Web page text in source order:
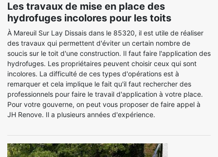
Les travaux de mise en place des
hydrofuges incolores pour les toits
À Mareuil Sur Lay Dissais dans le 85320, il est utile de réaliser
des travaux qui permettent d'éviter un certain nombre de
soucis sur le toit d'une construction. Il faut faire l'application des
hydrofuges. Les propriétaires peuvent choisir ceux qui sont
incolores. La difficulté de ces types d'opérations est à
remarquer et cela implique le fait qu'il faut rechercher des
professionnels pour faire le travail d'application à votre place.
Pour votre gouverne, on peut vous proposer de faire appel à
JH Renove. Il a plusieurs années d'expérience.